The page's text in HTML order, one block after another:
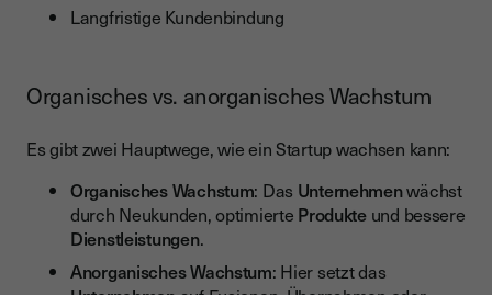
Langfristige Kundenbindung
Organisches vs. anorganisches Wachstum
Es gibt zwei Hauptwege, wie ein Startup wachsen kann:
Organisches Wachstum: Das Unternehmenwächst
durch Neukunden, optimierte Produkteund bessere
Dienstleistungen.
Anorganisches Wachstum: Hier setzt das